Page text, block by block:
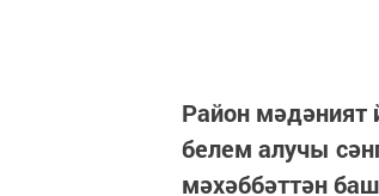
Район мәдәният
белем алучы
мәхәббәттән